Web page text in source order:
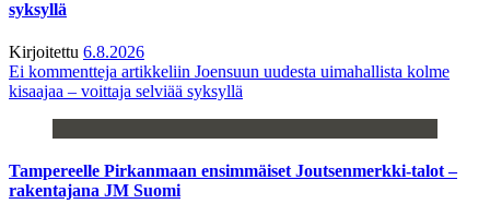
syksyllä
Kirjoitettu 6.8.2026
Ei kommentteja artikkeliin Joensuun uudesta uimahallista kolme
kisaajaa – voittaja selviää syksyllä
Tampereelle Pirkanmaan ensimmäiset Joutsenmerkki-talot –
rakentajana JM Suomi